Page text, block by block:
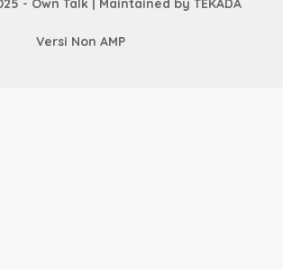
- Own Talk | Maintained by TEKADA
Versi Non AMP